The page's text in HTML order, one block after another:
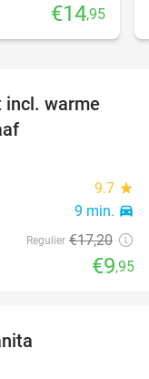
€14,95
42%
incl. warme
9.7 star
9 min. directions_car
Regulier €17,20
€9,95